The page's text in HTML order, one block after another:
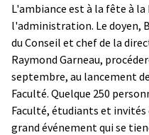
L'ambiance est à la fête à la
l'administration. Le doyen,
du Conseil et chef de la
Raymond Garneau,
septembre, au lancement
Faculté. Quelque 250
Faculté, étudiants et
grand événement qui se